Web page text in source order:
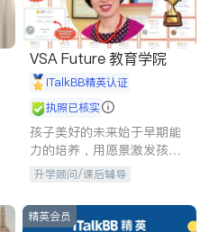
VSA Future 教育学院
iTalkBB精英认证
执照已核实
孩子美好的未来始于早期能
力的培养，用愿景激发孩子
的学习潜力和动力。理念：
拥有成长型心态是成功的基
石。
升学顾问/课后辅导
精英会员